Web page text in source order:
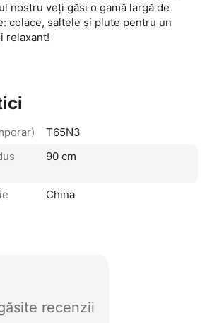
nostru veți găsi o gamă largă de
colace, saltele și plute pentru un
relaxant!
T65N3
90 cm
China
recenzii